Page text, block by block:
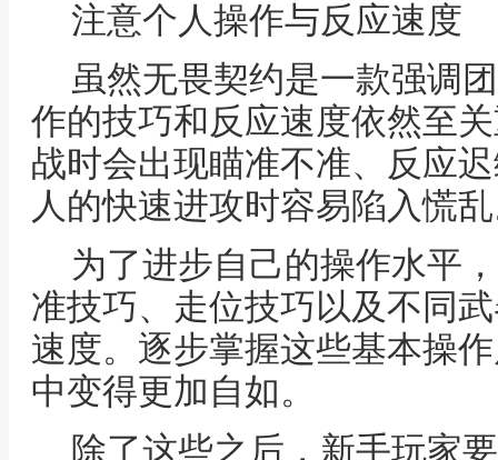
注意个人操作与反应速度
虽然无畏契约是一款强调
作的技巧和反应速度依然至
战时会出现瞄准不准、反应
人的快速进攻时容易陷入慌
为了进步自己的操作水平
准技巧、走位技巧以及不同
速度。逐步掌握这些基本操
中变得更加自如。
除了这些之后，新手玩家